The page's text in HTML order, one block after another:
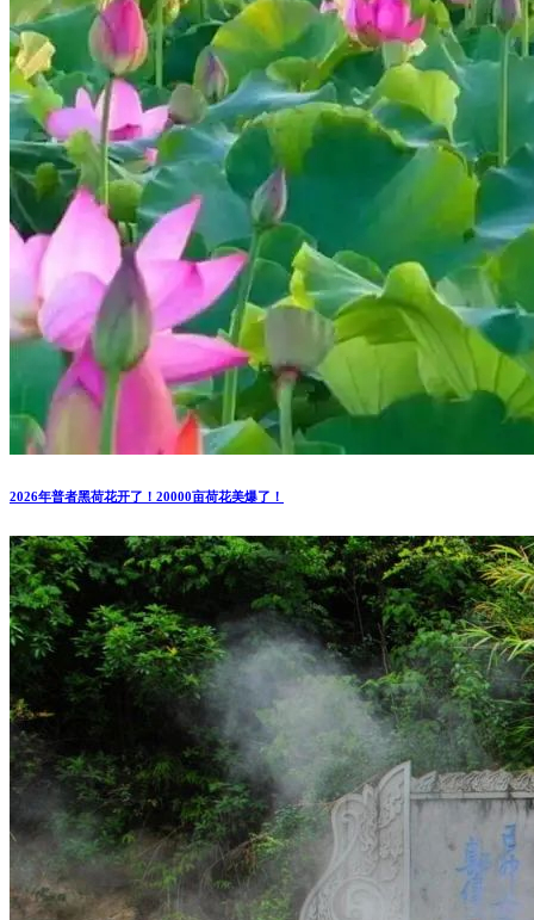
2026年普者黑荷花开了！20000亩荷花美爆了！